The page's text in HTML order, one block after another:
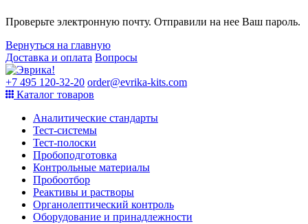
Проверьте электронную почту. Отправили на нее Ваш пароль.
Вернуться на главную
Доставка и оплата Вопросы
+7 495 120-32-20 order@evrika-kits.com
Каталог товаров
Аналитические стандарты
Тест-системы
Тест-полоски
Пробоподготовка
Контрольные материалы
Пробоотбор
Реактивы и растворы
Органолептический контроль
Оборудование и принадлежности